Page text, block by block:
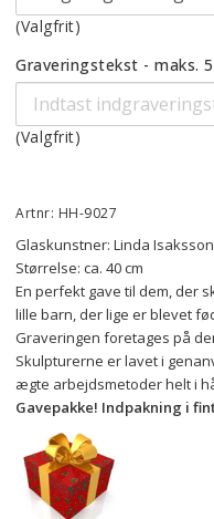
(Valgfrit)
Graveringstekst - maks.
(Valgfrit)
Artnr: HH-9027
Glaskunstner: Linda Isaksson
Størrelse: ca. 40 cm
En perfekt gave til dem, der
lille barn, der lige er blevet
Graveringen foretages på
Skulpturerne er lavet i
ægte arbejdsmetoder helt i
Gavepakke! Indpakning i